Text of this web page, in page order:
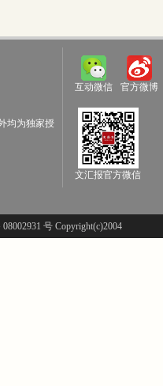
均为独家授
互动微信 官方微博
文汇报官方微信
号 Copyright(c)2004